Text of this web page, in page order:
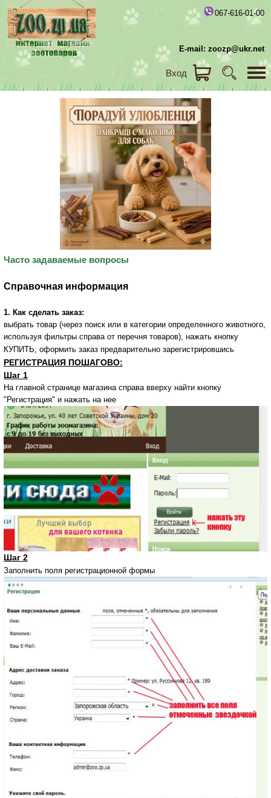
067-616-01-00
E-mail: zoozp@ukr.net
Вход
Часто задаваемые вопросы
Справочная информация
1. Как сделать заказ:
выбрать товар (через поиск или в категории определенного животного,
используя фильтры справа от перечня товаров), нажать кнопку
КУПИТЬ, оформить заказ предварительно зарегистрировшись
РЕГИСТРАЦИЯ ПОШАГОВО:
Шаг 1
На главной странице магазина справа вверху найти кнопку
"Регистрация" и нажать на нее
Шаг 2
Заполнить поля регистрационной формы